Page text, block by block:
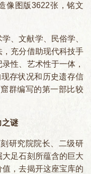
像图版3622张，铭文
、文献学、民俗学、
充分借助现代科技手
性、艺术性于一体，
存状况和历史遗存信
群编写的第一部比较
谜
研究院院长、二级研
足石刻所蕴含的巨大
，去揭开这座宝库的